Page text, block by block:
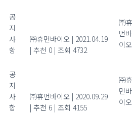
공
지
사
항
㈜휴먼바이오 | 2021.04.19
| 추천 0 | 조회 4732
㈜휴
먼바
이오
공
지
사
항
㈜휴먼바이오 | 2020.09.29
| 추천 6 | 조회 4155
㈜휴
먼바
이오